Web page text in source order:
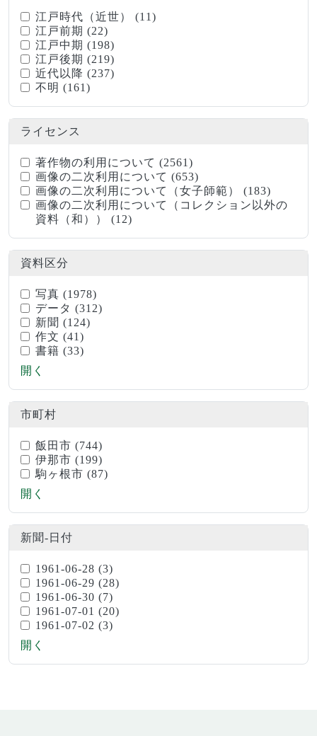
江戸時代（近世）
(11)
江戸前期 (22)
江戸中期 (198)
江戸後期 (219)
近代以降 (237)
不明 (161)
ライセンス
著作物の利用について (2561)
画像の二次利用について (653)
画像の二次利用について（女子師範）
(183)
画像の二次利用について（コレクション以外の
資料（和））
(12)
資料区分
写真 (1978)
データ (312)
新聞 (124)
作文 (41)
書籍 (33)
開く
市町村
飯田市 (744)
伊那市 (199)
駒ヶ根市 (87)
開く
新聞-日付
1961-06-28 (3)
1961-06-29 (28)
1961-06-30 (7)
1961-07-01 (20)
1961-07-02 (3)
開く